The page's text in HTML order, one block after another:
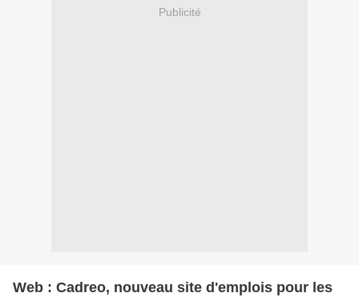
Publicité
Web : Cadreo, nouveau site d'emplois pour les